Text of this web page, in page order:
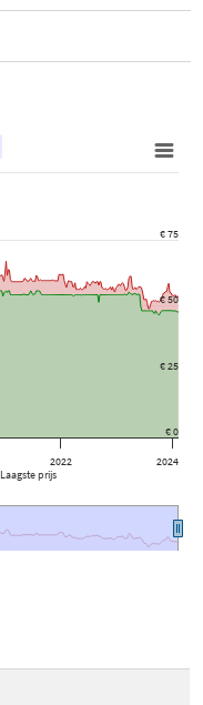
2022 2024
€ 0
€ 25
€ 50
€ 75
Laagste prijs